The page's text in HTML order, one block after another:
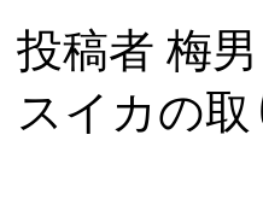
投稿者 梅男
スイカの